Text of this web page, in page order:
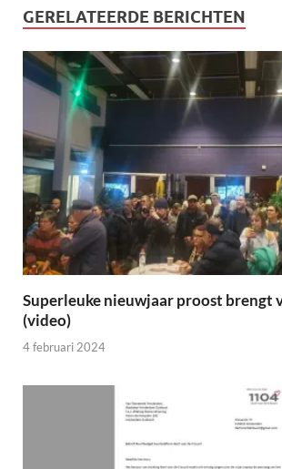
GERELATEERDE BERICHTEN
Superleuke nieuwjaar proost brengt
(video)
4 februari 2024